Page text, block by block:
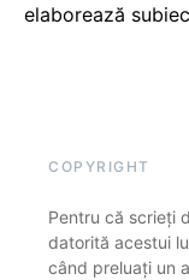
elaborează
COPYRIGHT
Pentru că scrieți
datorită acestui
când preluați un